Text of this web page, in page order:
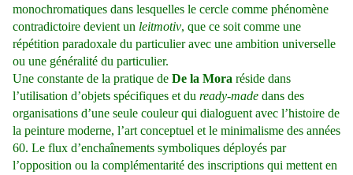
monochromatiques dans lesquelles le cercle comme phénomène
contradictoire devient un leitmotiv, que ce soit comme une
répétition paradoxale du particulier avec une ambition universelle
ou une généralité du particulier.
Une constante de la pratique de De la Mora réside dans
l’utilisation d’objets spécifiques et du ready-made dans des
organisations d’une seule couleur qui dialoguent avec l’histoire de
la peinture moderne, l’art conceptuel et le minimalisme des années
60. Le flux d’enchaînements symboliques déployés par
l’opposition ou la complémentarité des inscriptions qui mettent en